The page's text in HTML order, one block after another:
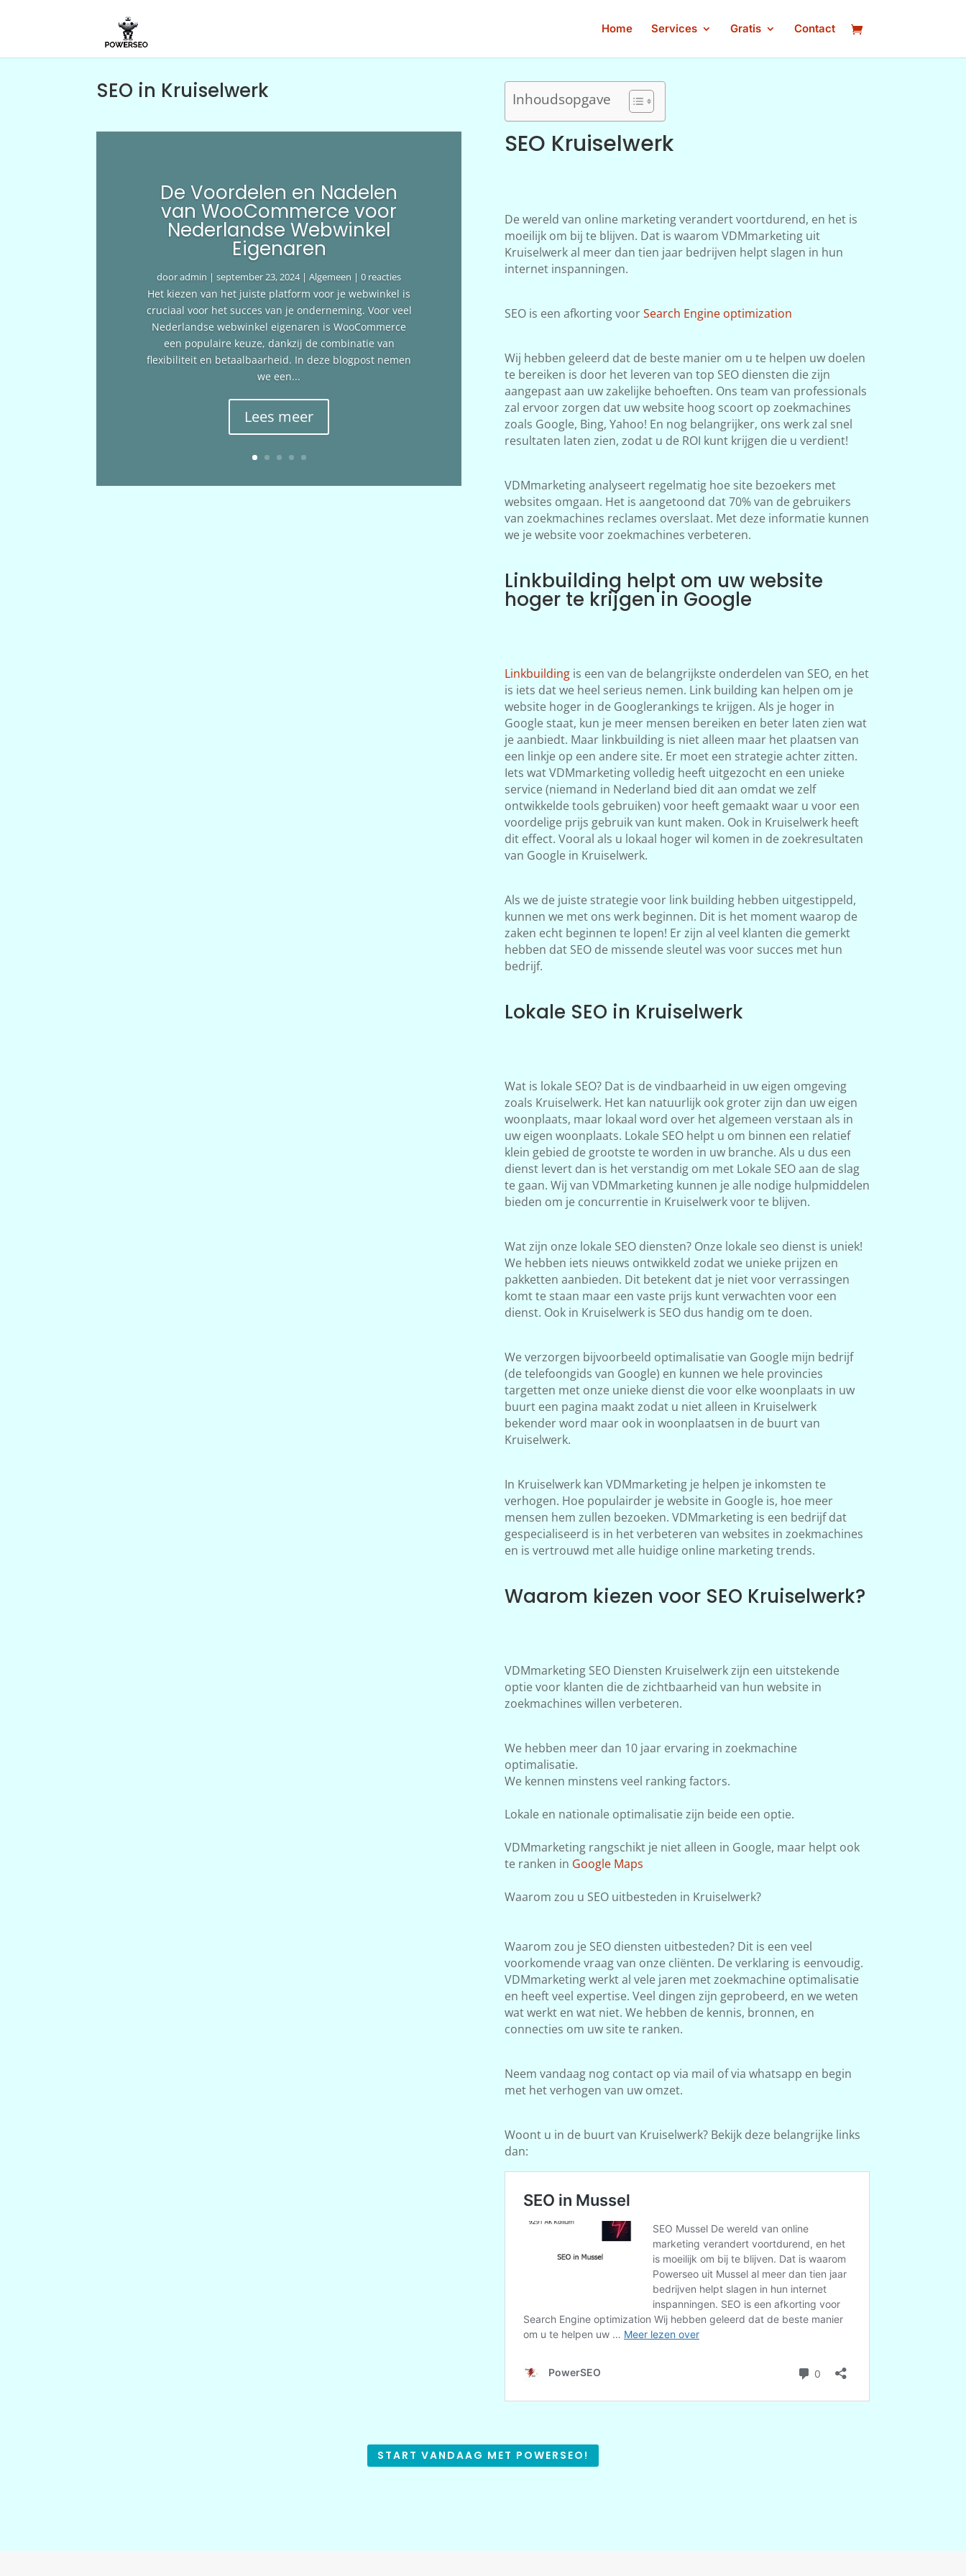
Home Services Gratis Contact
SEO in Kruiselwerk
De Voordelen en Nadelen
van WooCommerce voor
Nederlandse Webwinkel
Eigenaren
dooradmin |september 23, 2024|Algemeen | 0 reacties
Het kiezen van het juiste platform voor je webwinkel is
cruciaal voor het succes van je onderneming. Voor veel
Nederlandse webwinkel eigenaren is WooCommerce
een populaire keuze, dankzij de combinatie van
flexibiliteit en betaalbaarheid. In deze blogpost nemen
we een...
Lees meer
Inhoudsopgave
SEO Kruiselwerk
De wereld van online marketing verandert voortdurend, en het is
moeilijk om bij te blijven. Dat is waarom VDMmarketing uit
Kruiselwerk al meer dan tien jaar bedrijven helpt slagen in hun
internet inspanningen.
SEO is een afkorting voorSearch Engine optimization
Wij hebben geleerd dat de beste manier om u te helpen uw doelen
te bereiken is door het leveren van top SEO diensten die zijn
aangepast aan uw zakelijke behoeften. Ons team van professionals
zal ervoor zorgen dat uw website hoog scoort op zoekmachines
zoals Google, Bing, Yahoo! En nog belangrijker, ons werk zal snel
resultaten laten zien, zodat u de ROI kunt krijgen die u verdient!
VDMmarketing analyseert regelmatig hoe site bezoekers met
websites omgaan. Het is aangetoond dat 70% van de gebruikers
van zoekmachines reclames overslaat. Met deze informatie kunnen
we je website voor zoekmachines verbeteren.
Linkbuilding helpt om uw website
hoger te krijgen in Google
Linkbuildingis een van de belangrijkste onderdelen van SEO, en het
is iets dat we heel serieus nemen. Link building kan helpen om je
website hoger in de Googlerankings te krijgen. Als je hoger in
Google staat, kun je meer mensen bereiken en beter laten zien wat
je aanbiedt. Maar linkbuilding is niet alleen maar het plaatsen van
een linkje op een andere site. Er moet een strategie achter zitten.
Iets wat VDMmarketing volledig heeft uitgezocht en een unieke
service (niemand in Nederland bied dit aan omdat we zelf
ontwikkelde tools gebruiken) voor heeft gemaakt waar u voor een
voordelige prijs gebruik van kunt maken. Ook in Kruiselwerk heeft
dit effect. Vooral als u lokaal hoger wil komen in de zoekresultaten
van Google in Kruiselwerk.
Als we de juiste strategie voor link building hebben uitgestippeld,
kunnen we met ons werk beginnen. Dit is het moment waarop de
zaken echt beginnen te lopen! Er zijn al veel klanten die gemerkt
hebben dat SEO de missende sleutel was voor succes met hun
bedrijf.
Lokale SEO in Kruiselwerk
Wat is lokale SEO? Dat is de vindbaarheid in uw eigen omgeving
zoals Kruiselwerk. Het kan natuurlijk ook groter zijn dan uw eigen
woonplaats, maar lokaal word over het algemeen verstaan als in
uw eigen woonplaats. Lokale SEO helpt u om binnen een relatief
klein gebied de grootste te worden in uw branche. Als u dus een
dienst levert dan is het verstandig om met Lokale SEO aan de slag
te gaan. Wij van VDMmarketing kunnen je alle nodige hulpmiddelen
bieden om je concurrentie in Kruiselwerk voor te blijven.
Wat zijn onze lokale SEO diensten? Onze lokale seo dienst is uniek!
We hebben iets nieuws ontwikkeld zodat we unieke prijzen en
pakketten aanbieden. Dit betekent dat je niet voor verrassingen
komt te staan maar een vaste prijs kunt verwachten voor een
dienst. Ook in Kruiselwerk is SEO dus handig om te doen.
We verzorgen bijvoorbeeld optimalisatie van Google mijn bedrijf
(de telefoongids van Google) en kunnen we hele provincies
targetten met onze unieke dienst die voor elke woonplaats in uw
buurt een pagina maakt zodat u niet alleen in Kruiselwerk
bekender word maar ook in woonplaatsen in de buurt van
Kruiselwerk.
In Kruiselwerk kan VDMmarketing je helpen je inkomsten te
verhogen. Hoe populairder je website in Google is, hoe meer
mensen hem zullen bezoeken. VDMmarketing is een bedrijf dat
gespecialiseerd is in het verbeteren van websites in zoekmachines
en is vertrouwd met alle huidige online marketing trends.
Waarom kiezen voor SEO Kruiselwerk?
VDMmarketing SEO Diensten Kruiselwerk zijn een uitstekende
optie voor klanten die de zichtbaarheid van hun website in
zoekmachines willen verbeteren.
We hebben meer dan 10 jaar ervaring in zoekmachine
optimalisatie.
We kennen minstens veel ranking factors.
Lokale en nationale optimalisatie zijn beide een optie.
VDMmarketing rangschikt je niet alleen in Google, maar helpt ook
te ranken in Google Maps
Waarom zou u SEO uitbesteden in Kruiselwerk?
Waarom zou je SEO diensten uitbesteden? Dit is een veel
voorkomende vraag van onze cliënten. De verklaring is eenvoudig.
VDMmarketing werkt al vele jaren met zoekmachine optimalisatie
en heeft veel expertise. Veel dingen zijn geprobeerd, en we weten
wat werkt en wat niet. We hebben de kennis, bronnen, en
connecties om uw site te ranken.
Neem vandaag nog contact op via mail of via whatsapp en begin
met het verhogen van uw omzet.
Woont u in de buurt van Kruiselwerk? Bekijk deze belangrijke links
dan:
START VANDAAG MET POWERSEO!